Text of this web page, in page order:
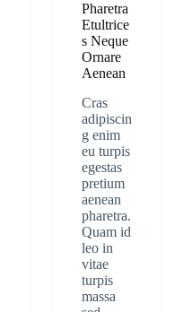
Pharetra
Etultrice
s Neque
Ornare
Aenean
Cras
adipiscin
g enim
eu turpis
egestas
pretium
aenean
pharetra.
Quam id
leo in
vitae
turpis
massa